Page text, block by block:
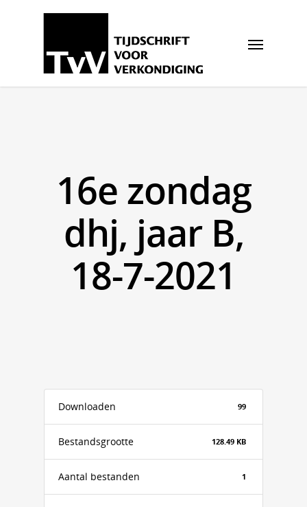
16e zondag
dhj, jaar B,
18-7-2021
Downloaden 99
Bestandsgrootte 128.49 KB
Aantal bestanden 1